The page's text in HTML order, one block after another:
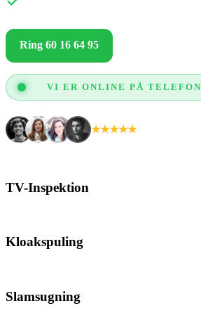
Ring 60 16 64 95
VI ER ONLINE PÅ TELEFON
★★★★★
TV-Inspektion
Kloakspuling
Slamsugning